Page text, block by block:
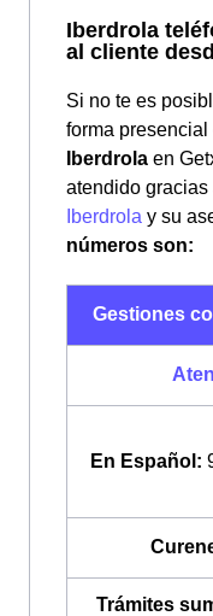
Iberdrola
al cliente
Si no te es
forma
Iberdrola en
atendido gracias
Iberdrola y su
números son:
Gestiones
En Español:
Trámites